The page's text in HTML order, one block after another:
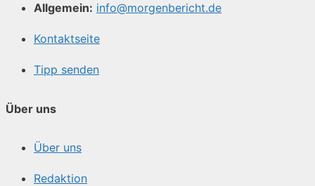
Allgemein: info@morgenbericht.de
Kontaktseite
Tipp senden
Über uns
Über uns
Redaktion